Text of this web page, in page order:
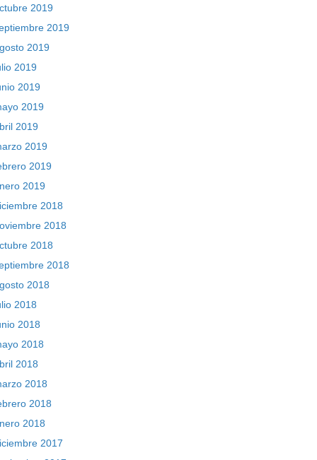
2019
2019
2019
2019
2019
2019
2019
2019
2019
2019
2018
2018
2018
2018
2018
2018
2018
2018
2018
2018
2018
2018
2017